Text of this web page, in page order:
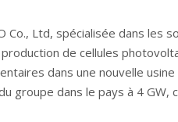
Co., Ltd, spécialisée dans les
de cellules
dans une nouvelle
groupe dans le pays à 4 GW,